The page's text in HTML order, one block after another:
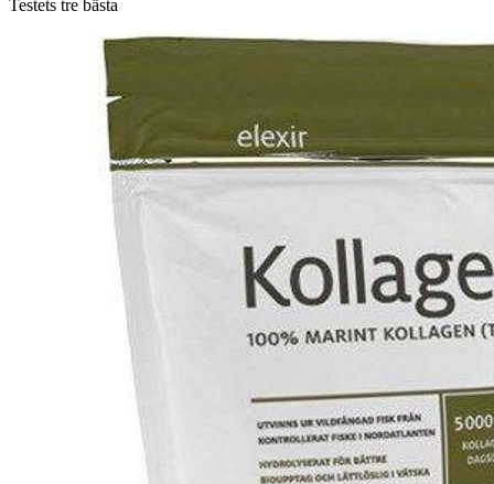
Testets tre bästa